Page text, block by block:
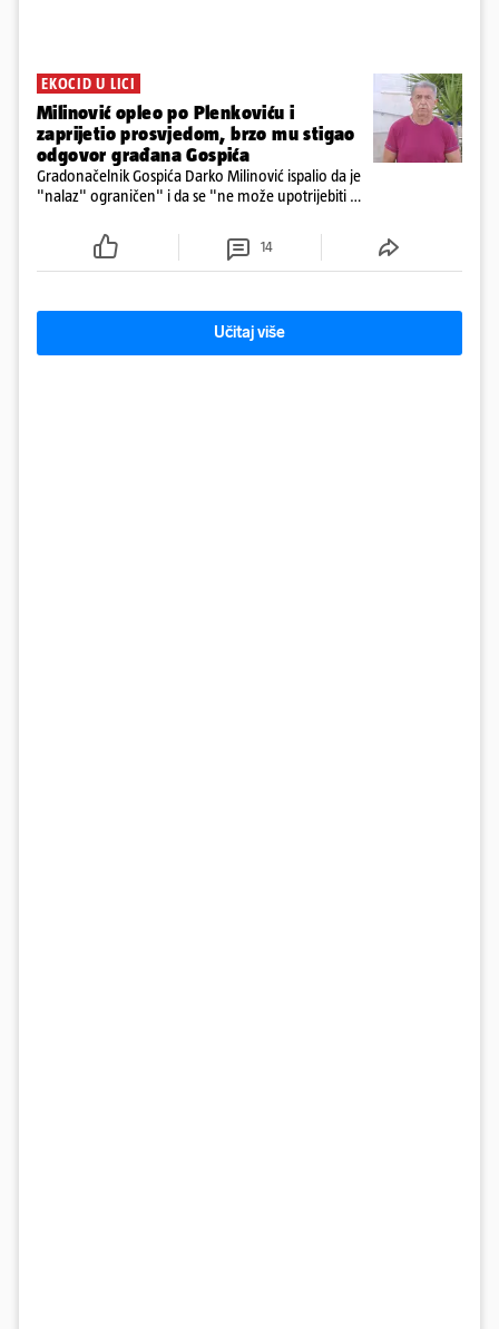
EKOCID U LICI
Milinović opleo po Plenkoviću i
zaprijetio prosvjedom, brzo mu stigao
odgovor građana Gospića
Gradonačelnik Gospića Darko Milinović ispalio da je
"nalaz" ograničen" i da se "ne može upotrijebiti za
ga je naručio Uskok i da je dio spisa
14
Učitaj više